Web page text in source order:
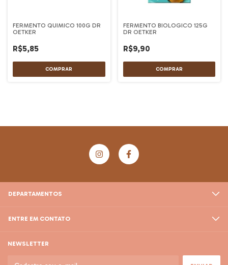
FERMENTO QUIMICO 100G DR
OETKER
R$5,85
FERMENTO BIOLOGICO 125G
DR OETKER
R$9,90
DEPARTAMENTOS
ENTRE EM CONTATO
NEWSLETTER